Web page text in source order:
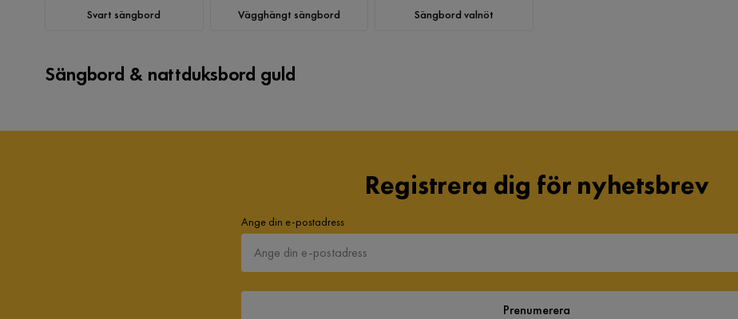
Svart sängbord Vägghängt sängbord Sängbord valnöt
Sängbord & nattduksbord guld
Registrera dig för nyhetsbrev
Ange din e-postadress
Prenumerera